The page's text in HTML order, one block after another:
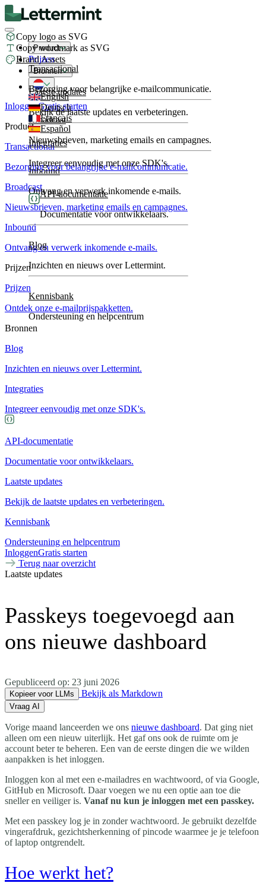
Copy logo as SVG
Copy wordmark as SVG
Brand Assets
Product
Transactional
Bezorging voor belangrijke e-mailcommunicatie.
Broadcast
Nieuwsbrieven, marketing emails en campagnes.
Inbound
Ontvang en verwerk inkomende e-mails.
Prijzen
Bronnen
Laatste updates
Bekijk de laatste updates en verbeteringen.
Integraties
Integreer eenvoudig met onze SDK's.
API-documentatie
Documentatie voor ontwikkelaars.
Blog
Inzichten en nieuws over Lettermint.
Kennisbank
Ondersteuning en helpcentrum
English
Deutsch
Français
Español
InloggenGratis starten
Product
Transactional
Bezorging voor belangrijke e-mailcommunicatie.
Broadcast
Nieuwsbrieven, marketing emails en campagnes.
Inbound
Ontvang en verwerk inkomende e-mails.
Prijzen
Prijzen
Ontdek onze e-mailprijspakketten.
Bronnen
Blog
Inzichten en nieuws over Lettermint.
Integraties
Integreer eenvoudig met onze SDK's.
API-documentatie
Documentatie voor ontwikkelaars.
Laatste updates
Bekijk de laatste updates en verbeteringen.
Kennisbank
Ondersteuning en helpcentrum
InloggenGratis starten
Terug naar overzicht
Laatste updates
Passkeys toegevoegd aan
ons nieuwe dashboard
Gepubliceerd op: 23 juni 2026
Kopieer voor LLMs Bekijk als Markdown
Vraag AI
Vorige maand lanceerden we ons nieuwe dashboard. Dat ging niet
alleen om een nieuw uiterlijk. Het gaf ons ook de ruimte om je
account beter te beheren. Een van de eerste dingen die we wilden
aanpakken is het inloggen.
Inloggen kon al met een e-mailadres en wachtwoord, of via Google,
GitHub en Microsoft. Daar voegen we nu een optie aan toe die
sneller en veiliger is. Vanaf nu kun je inloggen met een passkey.
Met een passkey log je in zonder wachtwoord. Je gebruikt dezelfde
vingerafdruk, gezichtsherkenning of pincode waarmee je je telefoon
of laptop ontgrendelt.
Hoe werkt het?